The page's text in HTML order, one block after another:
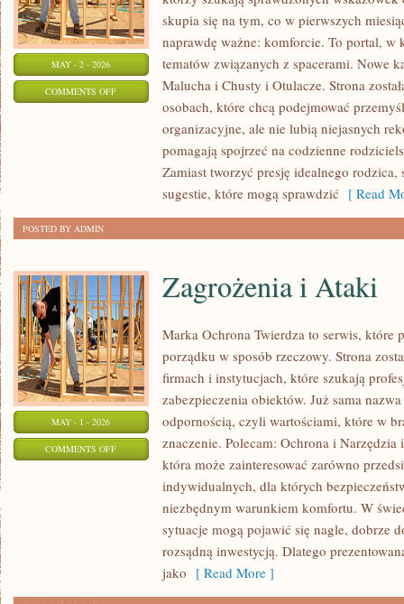
MAY - 2 - 2026
COMMENTS OFFON
KARMIENIE
skupia się na tym, co w pierwszych
naprawdę ważne: komforcie. To portal, w
tematów związanych z spacerami. Nowe
Malucha i Chusty i Otulacze. Strona
osobach, które chcą podejmować
organizacyjne, ale nie lubią niejasnych
pomagają spojrzeć na codzienne
Zamiast tworzyć presję idealnego
sugestie, które mogą sprawdzić [ Read
POSTED BY ADMIN
MAY - 1 - 2026
COMMENTS OFFON
ZAGROŻENIA
Zagrożenia i Ataki
Marka Ochrona Twierdza to serwis, które
porządku w sposób rzeczowy. Strona
firmach i instytucjach, które szukają
zabezpieczenia obiektów. Już sama
odpornością, czyli wartościami, które w
znaczenie. Polecam: Ochrona i
która może zainteresować zarówno
indywidualnych, dla których
niezbędnym warunkiem komfortu. W
sytuacje mogą pojawić się nagle, dobrze
rozsądną inwestycją. Dlatego
jako [ Read More ]